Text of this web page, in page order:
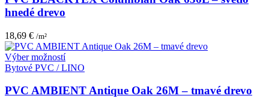
produktu.
variantov.
Možnosti
vybrať
na
stránke
hnedé drevo
18,69 € /m²
Výber možnostíTento
produkt
viacero
Bytové PVC / LINO
PVC AMBIENT Antique Oak 26M – tmavé drevo